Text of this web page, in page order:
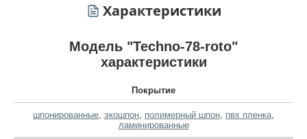
Характеристики
Модель "Techno-78-roto"
характеристики
Покрытие
шпонированные экошпон полимерный шпон пвх пленка
ламинированные